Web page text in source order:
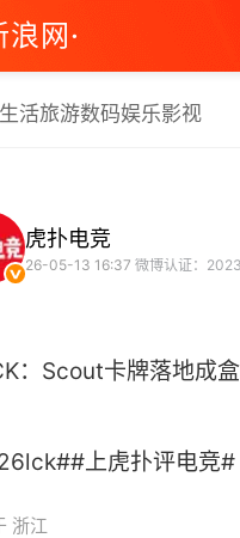
浪网·
活旅游数码娱乐影视
虎扑电竞
26-05-13 16:37 微博认证：
：Scout卡牌落地成
上虎扑评电竞
浙江